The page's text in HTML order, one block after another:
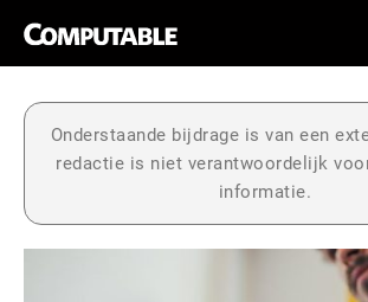
Onderstaande bijdrage is van een
redactie is niet verantwoordelijk
informatie.